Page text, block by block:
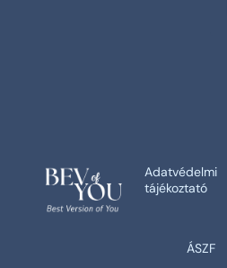
Adatvédelmi
tájékoztató
ÁSZF